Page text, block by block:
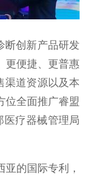
断创新产品研发
更便捷、更普惠
渠道资源以及本
位全面推广睿盟
疗器械管理局
的国际专利，